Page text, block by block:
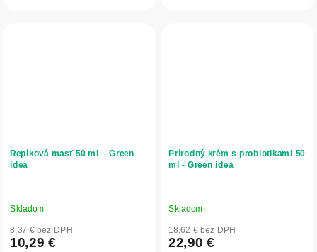
Repíková masť 50 ml – Green
idea
Skladom
8,37 € bez DPH
10,29 €
Prírodný krém s probiotikami 50
ml - Green idea
Skladom
18,62 € bez DPH
22,90 €